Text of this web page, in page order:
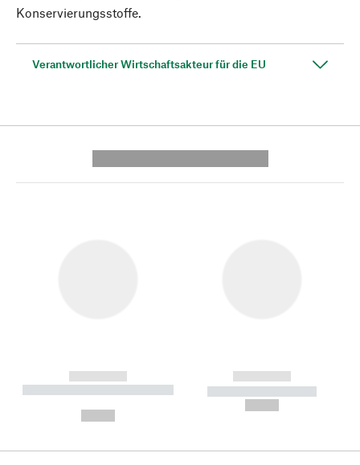
Konservierungsstoffe.
Verantwortlicher Wirtschaftsakteur für die EU
------------
----------- ----------- --------
------------
----------- -----------